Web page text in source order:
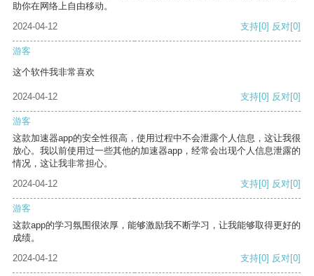
助你在网络上自由移动。
2024-04-12
支持[0] 反对[0]
游客
这个软件我非常喜欢
2024-04-12 支持[0] 反对[0]
游客
这款加速器app的安全性很高，使用过程中不会泄露个人信息，这让我很
放心。我以前使用过一些其他的加速器app，经常会出现个人信息泄露的
情况，这让我非常担心。
2024-04-12
支持[0] 反对[0]
游客
这款app的学习氛围很浓厚，能够激励我不断学习，让我能够取得更好的
成绩。
2024-04-12
支持[0] 反对[0]